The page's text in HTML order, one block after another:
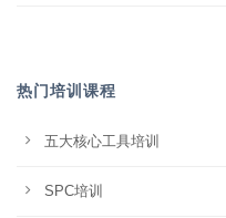
热门培训课程
五大核心工具培训
SPC培训